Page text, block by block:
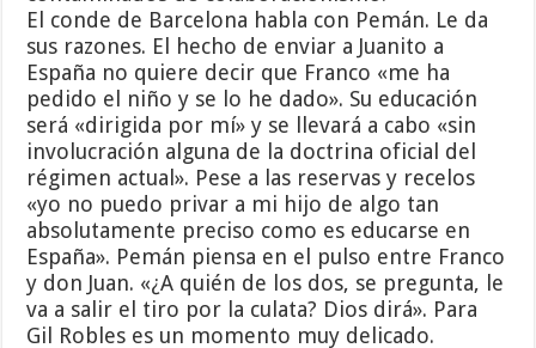
El conde de Barcelona habla con Pemán. Le da
sus razones. El hecho de enviar a Juanito a
España no quiere decir que Franco «me ha
pedido el niño y se lo he dado». Su educación
será «dirigida por mí» y se llevará a cabo «sin
involucración alguna de la doctrina oficial del
régimen actual». Pese a las reservas y recelos
«yo no puedo privar a mi hijo de algo tan
absolutamente preciso como es educarse en
España». Pemán piensa en el pulso entre Franco
y don Juan. «¿A quién de los dos, se pregunta, le
va a salir el tiro por la culata? Dios dirá». Para
Gil Robles es un momento muy delicado.